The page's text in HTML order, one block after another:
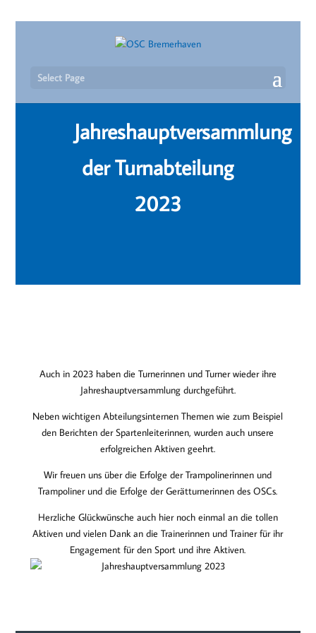
Select Page
Jahreshauptversammlung
der Turnabteilung
2023
Auch in 2023 haben die Turnerinnen und Turner wieder ihre
Jahreshauptversammlung durchgeführt.
Neben wichtigen Abteilungsinternen Themen wie zum Beispiel
den Berichten der Spartenleiterinnen, wurden auch unsere
erfolgreichen Aktiven geehrt.
Wir freuen uns über die Erfolge der Trampolinerinnen und
Trampoliner und die Erfolge der Gerätturnerinnen des OSCs.
Herzliche Glückwünsche auch hier noch einmal an die tollen
Aktiven und vielen Dank an die Trainerinnen und Trainer für ihr
Engagement für den Sport und ihre Aktiven.